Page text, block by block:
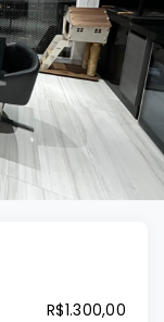
R$1.300,00